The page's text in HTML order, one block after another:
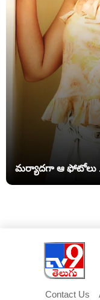
మర్యాదగా ఆ ఫోటోలు
Contact Us